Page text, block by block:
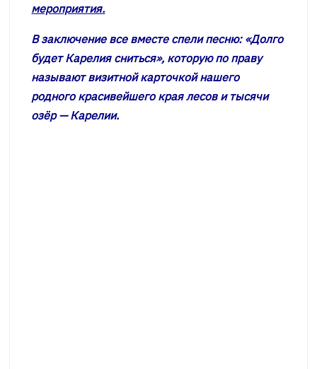
мероприятия.
В заключение все вместе спели песню: «Долго
будет Карелия сниться», которую по праву
называют визитной карточкой нашего
родного красивейшего края лесов и тысячи
озёр — Карелии.